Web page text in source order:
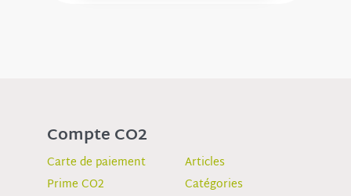
Compte CO2
Carte de paiement
Prime CO2
Articles
Catégories